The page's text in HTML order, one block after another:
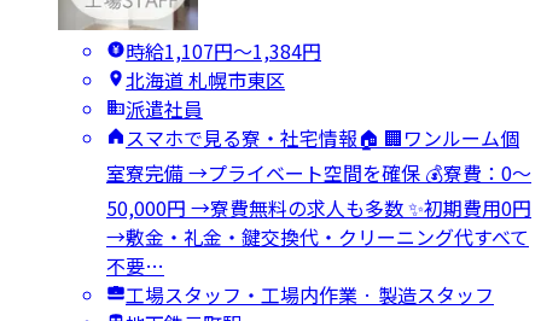
時給1,107円〜1,384円
北海道 札幌市東区
派遣社員
スマホで見る寮・社宅情報🏠 🏢ワンルーム個
室寮完備 →プライベート空間を確保 💰寮費：0～
50,000円 →寮費無料の求人も多数 ✨初期費用0円
→敷金・礼金・鍵交換代・クリーニング代すべて
不要…
工場スタッフ・工場内作業 · 製造スタッフ